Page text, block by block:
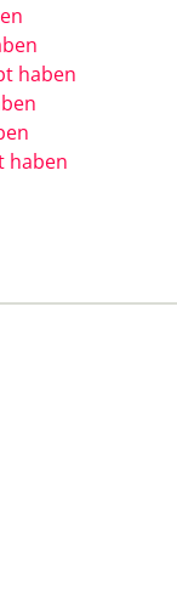
haben
haben